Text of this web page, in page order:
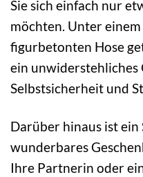
Sie sich einfach nur
möchten. Unter
figurbetonten Hose
ein unwiderstehliches
Selbstsicherheit und
Darüber hinaus ist ein
wunderbares
Ihre Partnerin oder